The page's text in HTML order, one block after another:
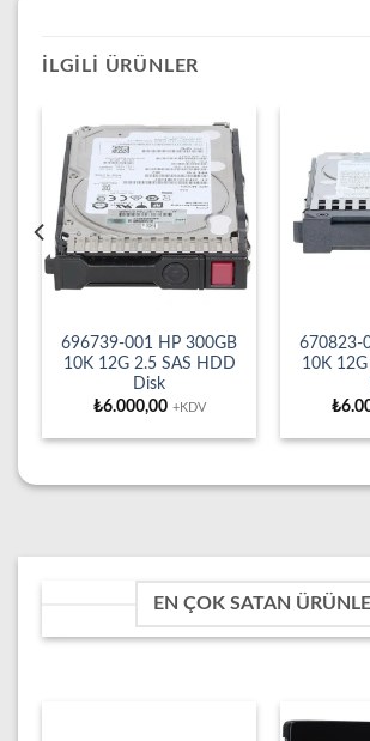
İLGILI ÜRÜNLER
696739-001 HP 300GB
10K 12G 2.5 SAS HDD
Disk
₺6.000,00 +KDV
670823-
10K
₺
EN ÇOK SATAN